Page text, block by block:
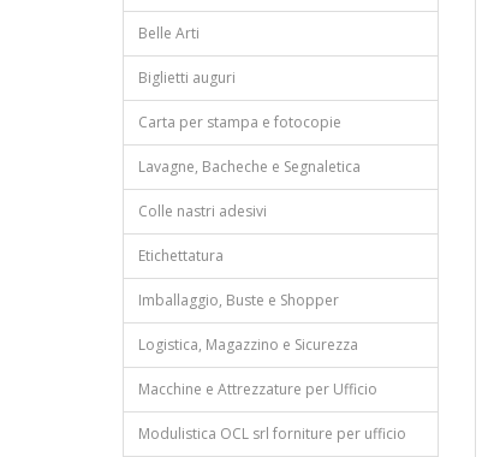
Belle Arti
Biglietti auguri
Carta per stampa e fotocopie
Lavagne, Bacheche e Segnaletica
Colle nastri adesivi
Etichettatura
Imballaggio, Buste e Shopper
Logistica, Magazzino e Sicurezza
Macchine e Attrezzature per Ufficio
Modulistica OCL srl forniture per ufficio